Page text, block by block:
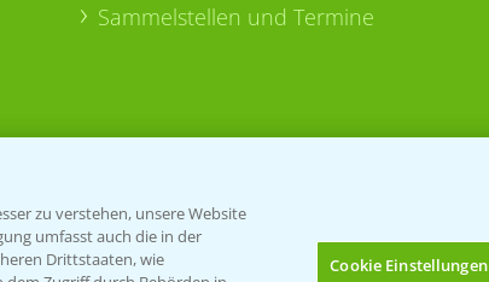
Sammelstellen und Termine
zu verstehen, unsere Website
umfasst auch die in der
Drittstaaten, wie
Cookie Einstellungen